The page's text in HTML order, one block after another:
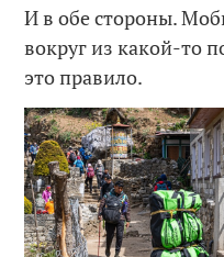
И в обе стороны.
вокруг из какой-то
это правило.